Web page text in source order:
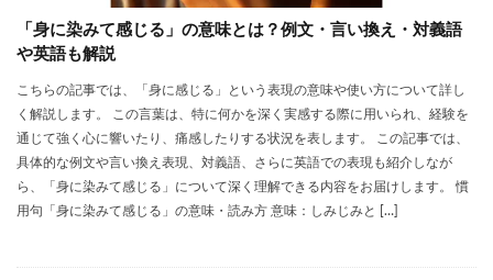
「身に染みて感じる」の意味とは？例文・言い換え・対義語
や英語も解説
こちらの記事では、「身に感じる」という表現の意味や使い方について詳し
く解説します。 この言葉は、特に何かを深く実感する際に用いられ、経験を
通じて強く心に響いたり、痛感したりする状況を表します。 この記事では、
具体的な例文や言い換え表現、対義語、さらに英語での表現も紹介しなが
ら、「身に染みて感じる」について深く理解できる内容をお届けします。 慣
用句「身に染みて感じる」の意味・読み方 意味：しみじみと […]